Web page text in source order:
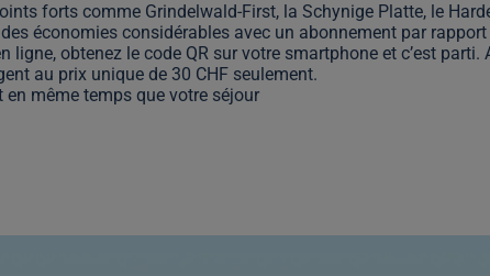
forts comme Grindelwald-First, la Schynige Platte, le
économies considérables avec un abonnement par
ligne, obtenez le code QR sur votre smartphone et c’est parti.
au prix unique de 30 CHF seulement.
même temps que votre séjour